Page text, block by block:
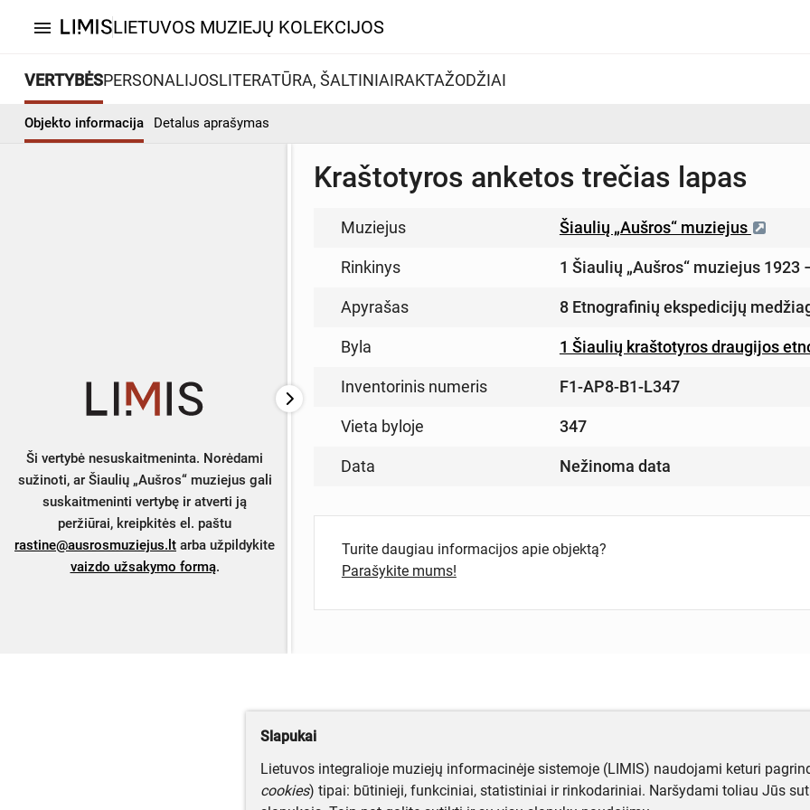
menu LIETUVOS MUZIEJŲ KOLEKCIJOS
VERTYBĖSPERSONALIJOSLITERATŪRA, ŠALTINIAIRAKTAŽODŽIAI
Objekto informacija Detalus aprašymas
Ši vertybė nesuskaitmeninta. Norėdami
sužinoti, ar Šiaulių „Aušros“ muziejus gali
suskaitmeninti vertybę ir atverti ją
peržiūrai, kreipkitės el. paštu
rastine@ausrosmuziejus.lt arba užpildykite
vaizdo užsakymo formą.
Kraštotyros anketos trečias lapas
Muziejus Šiaulių „Aušros“ muziejus
Rinkinys 1 Šiaulių „Aušros“ muziejus 1923
Apyrašas 8 Etnografinių ekspedicijų
Byla 1 Šiaulių kraštotyros draugijos
Inventorinis numeris F1-AP8-B1-L347
Vieta byloje 347
Data Nežinoma data
Turite daugiau informacijos apie objektą?
Parašykite mums!
Slapukai
Lietuvos integralioje muziejų informacinėje sistemoje (LIMIS) naudojami keturi
cookies) tipai: būtinieji, funkciniai, statistiniai ir rinkodariniai. Naršydami toliau Jūs